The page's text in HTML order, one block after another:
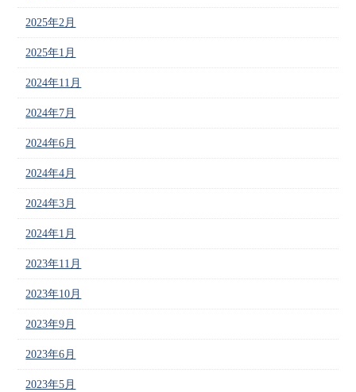
2025年2月
2025年1月
2024年11月
2024年7月
2024年6月
2024年4月
2024年3月
2024年1月
2023年11月
2023年10月
2023年9月
2023年6月
2023年5月